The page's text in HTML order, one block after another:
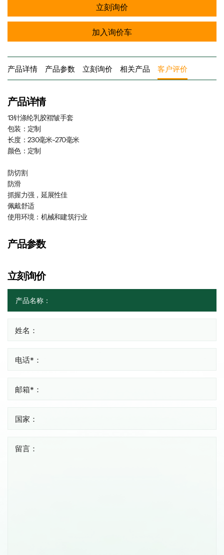
立刻询价
加入询价车
产品详情 产品参数 立刻询价 相关产品 客户评价
产品详情
13针涤纶乳胶褶皱手套
包装：定制
长度：230毫米-270毫米
颜色：定制
防切割
防滑
抓握力强，延展性佳
佩戴舒适
使用环境：机械和建筑行业
产品参数
立刻询价
姓名：
电话*：
邮箱*：
国家：
留言：